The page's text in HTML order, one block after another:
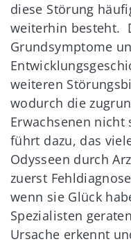
diese Störung
weiterhin besteht.
Grundsymptome
weiteren
wodurch die
Erwachsenen
führt dazu, das
Odysseen durch
zuerst
wenn sie Glück
Spezialisten
Ursache erkennt